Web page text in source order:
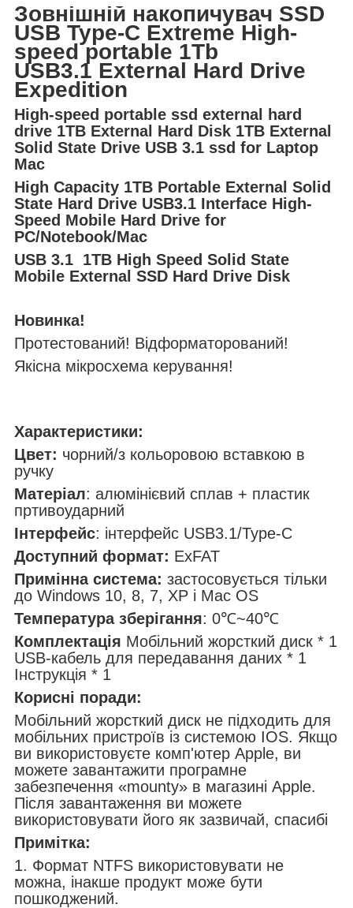
Зовнішній накопичувач SSD
USB Type-C Extreme High-
speed portable 1Tb
USB3.1 External Hard Drive
Expedition
High-speed portable ssd external hard
drive 1TB External Hard Disk 1TB External
Solid State Drive USB 3.1 ssd for Laptop
Mac
High Capacity 1TB Portable External Solid
State Hard Drive USB3.1 Interface High-
Speed Mobile Hard Drive for
PC/Notebook/Mac
USB 3.1 1TB High Speed Solid State
Mobile External SSD Hard Drive Disk
Новинка!
Протестований! Відформаторований!
Якісна мікросхема керування!
Характеристики:
Цвет: чорний/з кольоровою вставкою в
ручку
Матеріал: алюмінієвий сплав + пластик
пртивоударний
Інтерфейс: інтерфейс USB3.1/Type-C
Доступний формат: ExFAT
Примінна система: застосовується тільки
до Windows 10, 8, 7, XP і Mac OS
Температура зберігання: 0℃~40℃
Комплектація Мобільний жорсткий диск * 1
USB-кабель для передавання даних * 1
Інструкція * 1
Корисні поради:
Мобільний жорсткий диск не підходить для
мобільних пристроїв із системою IOS. Якщо
ви використовуєте комп'ютер Apple, ви
можете завантажити програмне
забезпечення «mounty» в магазині Apple.
Після завантаження ви можете
використовувати його як зазвичай, спасибі
Примітка:
1. Формат NTFS використовувати не
можна, інакше продукт може бути
пошкоджений.